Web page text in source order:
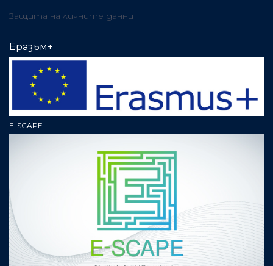
Защита на личните данни
Еразъм+
E-SCAPE